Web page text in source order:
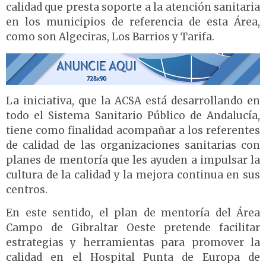
calidad que presta soporte a la atención sanitaria
en los municipios de referencia de esta Área,
como son Algeciras, Los Barrios y Tarifa.
La iniciativa, que la ACSA está desarrollando en
todo el Sistema Sanitario Público de Andalucía,
tiene como finalidad acompañar a los referentes
de calidad de las organizaciones sanitarias con
planes de mentoría que les ayuden a impulsar la
cultura de la calidad y la mejora continua en sus
centros.
En este sentido, el plan de mentoría del Área
Campo de Gibraltar Oeste pretende facilitar
estrategias y herramientas para promover la
calidad en el Hospital Punta de Europa de